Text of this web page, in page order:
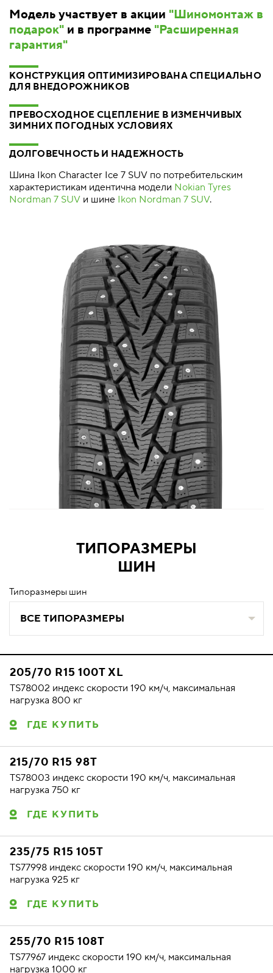
Модель участвует в акции "Шиномонтаж в
подарок" и в программе "Расширенная
гарантия"
КОНСТРУКЦИЯ ОПТИМИЗИРОВАНА СПЕЦИАЛЬНО
ДЛЯ ВНЕДОРОЖНИКОВ
ПРЕВОСХОДНОЕ СЦЕПЛЕНИЕ В ИЗМЕНЧИВЫХ
ЗИМНИХ ПОГОДНЫХ УСЛОВИЯХ
ДОЛГОВЕЧНОСТЬ И НАДЕЖНОСТЬ
Шина Ikon Character Ice 7 SUV по потребительским
характеристикам идентична модели Nokian Tyres
Nordman 7 SUV и шине Ikon Nordman 7 SUV.
ТИПОРАЗМЕРЫ
ШИН
Типоразмеры шин
ВСЕ ТИПОРАЗМЕРЫ
205/70 R15 100T XL
TS78002 индекс скорости 190 км/ч, максимальная
нагрузка 800 кг
ГДЕ КУПИТЬ
215/70 R15 98T
TS78003 индекс скорости 190 км/ч, максимальная
нагрузка 750 кг
ГДЕ КУПИТЬ
235/75 R15 105T
TS77998 индекс скорости 190 км/ч, максимальная
нагрузка 925 кг
ГДЕ КУПИТЬ
255/70 R15 108T
TS77967 индекс скорости 190 км/ч, максимальная
нагрузка 1000 кг